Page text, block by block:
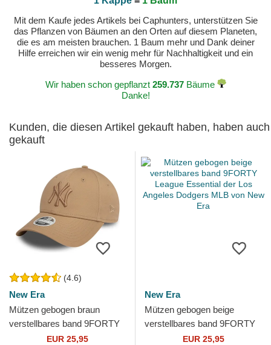
Mit dem Kaufe jedes Artikels bei Caphunters, unterstützen Sie
das Pflanzen von Bäumen an den Orten auf diesem Planeten,
die es am meisten brauchen. 1 Baum mehr und Dank deiner
Hilfe erreichen wir ein wenig mehr für Nachhaltigkeit und ein
besseres Morgen.
Wir haben schon gepflanzt 259.737Bäume
Danke!
Kunden, die diesen Artikel gekauft haben, haben auch
gekauft
(4.6)
New Era
Mützen gebogen braun
verstellbares band 9FORTY
League Essential der New
EUR 25,95
New Era
Mützen gebogen beige
verstellbares band 9FORTY
League Essential der Los
EUR 25,95